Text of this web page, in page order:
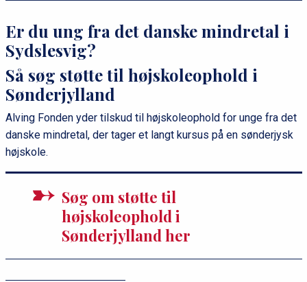
Er du ung fra det danske mindretal i
Sydslesvig?
Så søg støtte til højskoleophold i
Sønderjylland
Alving Fonden yder tilskud til højskoleophold for unge fra det
danske mindretal, der tager et langt kursus på en sønderjysk
højskole.
Søg om støtte til
højskoleophold i
Sønderjylland her